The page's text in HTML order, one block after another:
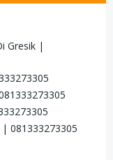
Gresik |
081333273305